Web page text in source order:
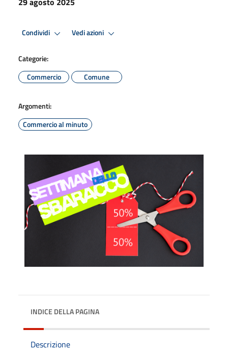
Condividi Vedi azioni
Categorie:
Commercio
Comune
Argomenti:
Commercio al minuto
INDICE DELLA PAGINA
Descrizione